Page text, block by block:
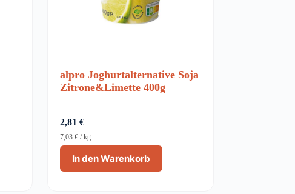
alpro Joghurtalternative Soja
Zitrone&Limette 400g
2,81€
In den Warenkorb
7,03€ /kg